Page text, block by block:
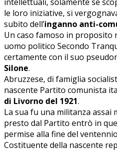
le loro iniziative, si
subito dell’inganno anti-
Un caso famoso in proposito
uomo politico Secondo
certamente con il suo
Silone.
Abruzzese, di famiglia
nascente Partito comunista
di Livorno del 1921.
La sua fu una militanza assai
presto dal Partito entrò in
permise alla fine del
Costituente della nascente